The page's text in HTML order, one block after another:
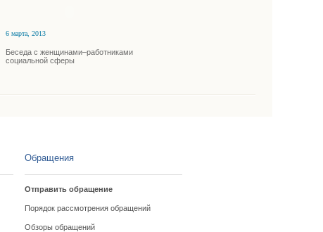
6 марта, 2013
Беседа с женщинами–работниками
социальной сферы
Обращения
Отправить обращение
Порядок рассмотрения обращений
Обзоры обращений